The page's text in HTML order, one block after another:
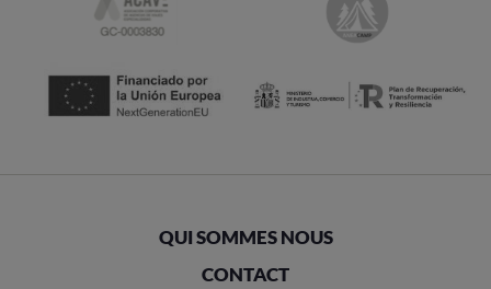
QUI SOMMES NOUS
CONTACT